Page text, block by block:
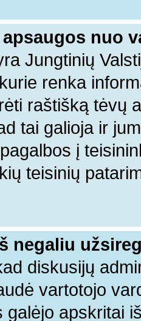
nuo
Jungtinių
renka
raštišką tėvų
tai galioja ir
į
teisinių
negaliu
diskusijų
vartotojo
galėjo apskritai